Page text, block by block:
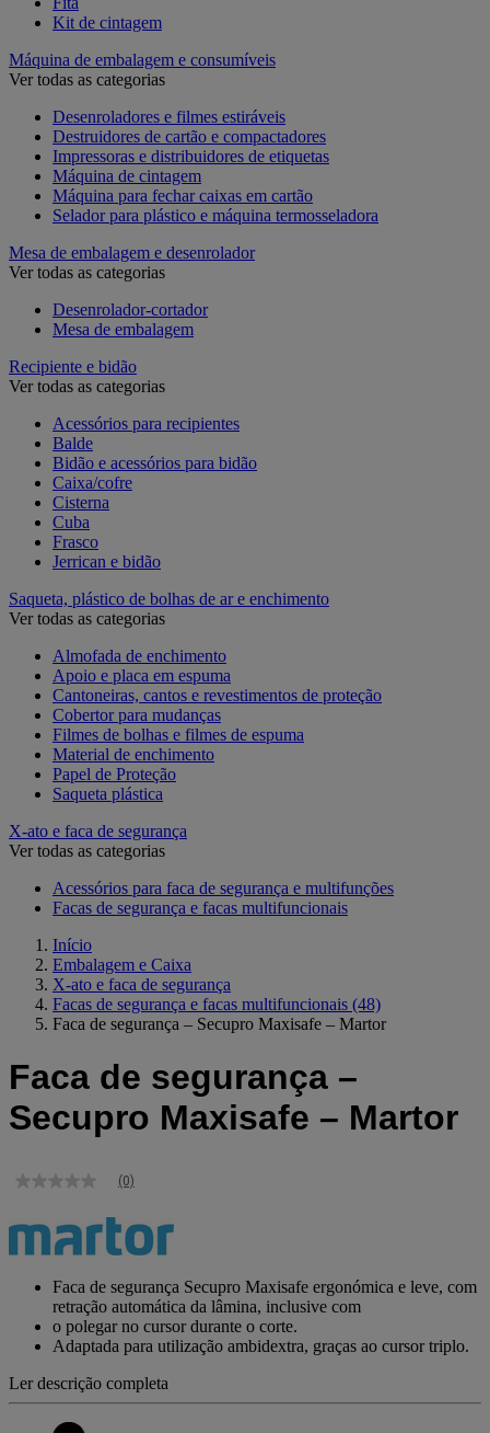
Kit de cintagem
Máquina de embalagem e consumíveis
Ver todas as categorias
Desenroladores e filmes estiráveis
Destruidores de cartão e compactadores
Impressoras e distribuidores de etiquetas
Máquina de cintagem
Máquina para fechar caixas em cartão
Selador para plástico e máquina termosseladora
Mesa de embalagem e desenrolador
Ver todas as categorias
Desenrolador-cortador
Mesa de embalagem
Recipiente e bidão
Ver todas as categorias
Acessórios para recipientes
Balde
Bidão e acessórios para bidão
Caixa/cofre
Cisterna
Cuba
Frasco
Jerrican e bidão
Saqueta, plástico de bolhas de ar e enchimento
Ver todas as categorias
Almofada de enchimento
Apoio e placa em espuma
Cantoneiras, cantos e revestimentos de proteção
Cobertor para mudanças
Filmes de bolhas e filmes de espuma
Material de enchimento
Papel de Proteção
Saqueta plástica
X-ato e faca de segurança
Ver todas as categorias
Acessórios para faca de segurança e multifunções
Facas de segurança e facas multifuncionais
Início
Embalagem e Caixa
X-ato e faca de segurança
Facas de segurança e facas multifuncionais (48)
Faca de segurança – Secupro Maxisafe – Martor
Faca de segurança –
Secupro Maxisafe – Martor
Sem
de
classificação
Link
mesma
página.
(0)
Faca de segurança Secupro Maxisafe ergonómica e leve, com
retração automática da lâmina, inclusive com
o polegar no cursor durante o corte.
Adaptada para utilização ambidextra, graças ao cursor triplo.
Ler descrição completa